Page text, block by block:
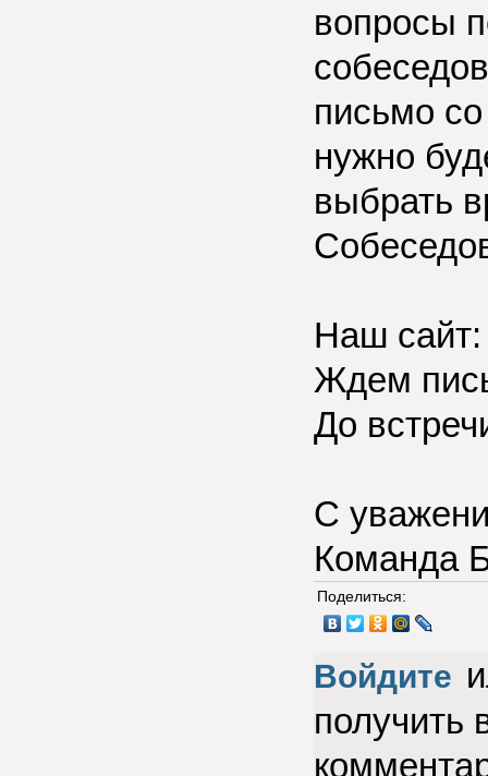
вопросы
письмо
нужно
выбрать
Наш
Ждем
До
С
Команда
Поделиться:
Войдите
получить